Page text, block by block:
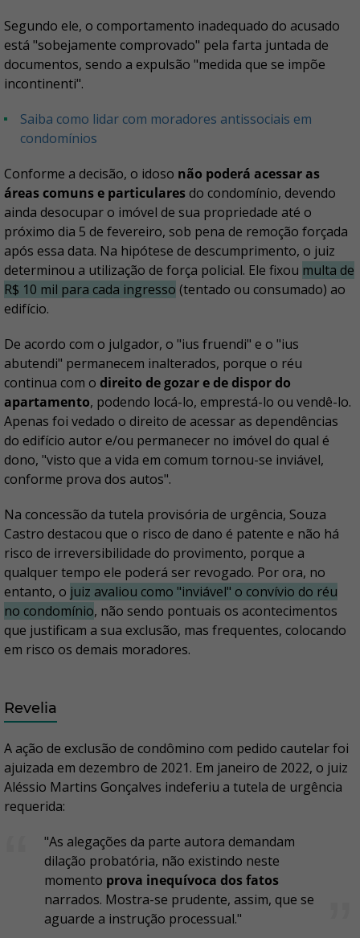
Segundo ele, o comportamento inadequado do acusado
está "sobejamente comprovado" pela farta juntada de
documentos, sendo a expulsão "medida que se impõe
incontinenti".
Saiba como lidar com moradores antissociais em
condomínios
Conforme a decisão, o idoso não poderá acessar as
áreas comuns e particularesdo condomínio, devendo
ainda desocupar o imóvel de sua propriedade até o
próximo dia 5 de fevereiro, sob pena de remoção forçada
após essa data. Na hipótese de descumprimento, o juiz
determinou a utilização de força policial. Ele fixou multa de
R$ 10 mil para cada ingresso (tentado ou consumado) ao
edifício.
De acordo com o julgador, o "ius fruendi" e o "ius
abutendi" permanecem inalterados, porque o réu
continua com o direito de gozar e de dispor do
apartamento, podendo locá-lo, emprestá-lo ou vendê-lo.
Apenas foi vedado o direito de acessar as dependências
do edifício autor e/ou permanecer no imóvel do qual é
dono, "visto que a vida em comum tornou-se inviável,
conforme prova dos autos".
Na concessão da tutela provisória de urgência, Souza
Castro destacou que o risco de dano é patente e não há
risco de irreversibilidade do provimento, porque a
qualquer tempo ele poderá ser revogado. Por ora, no
entanto, o juiz avaliou como "inviável" o convívio do réu
no condomínio, não sendo pontuais os acontecimentos
que justificam a sua exclusão, mas frequentes, colocando
em risco os demais moradores.
Revelia
A ação de exclusão de condômino com pedido cautelar foi
ajuizada em dezembro de 2021. Em janeiro de 2022, o juiz
Aléssio Martins Gonçalves indeferiu a tutela de urgência
requerida:
"As alegações da parte autora demandam
dilação probatória, não existindo neste
momento prova inequívoca dos fatos
narrados. Mostra-se prudente, assim, que se
aguarde a instrução processual."